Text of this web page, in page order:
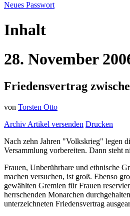
Neues Passwort
Inhalt
28. November
Friedensvertrag
von Torsten Otto
ArchivArtikel versenden Drucken
Nach zehn Jahren "Volkskrieg" legen
Versammlung vorbereiten. Dann steht
Frauen, Unberührbare und ethnische
machen versuchen, ist groß. Ebenso
gewählten Gremien für Frauen
herrschenden Monarchen
unterzeichneten Friedensvertrag